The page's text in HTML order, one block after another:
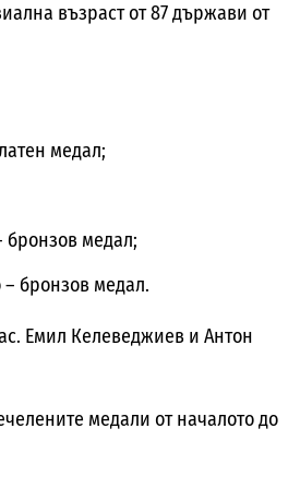
възраст от 87 държави от
медал;
бронзов медал;
бронзов медал.
Емил Келеведжиев и Антон
медали от началото до